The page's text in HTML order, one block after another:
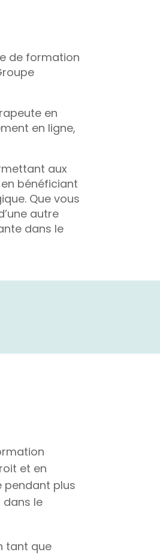
de formation
en
en ligne,
aux
bénéficiant
Que vous
autre
dans le
et en
pendant plus
le
tant que